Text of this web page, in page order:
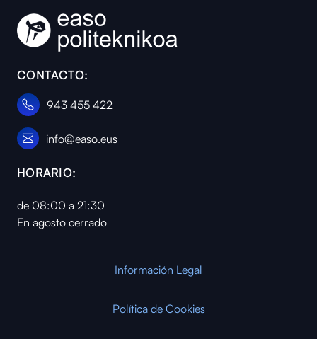
CONTACTO:
943 455 422
info@easo.eus
HORARIO:
de 08:00 a 21:30
En agosto cerrado
Información Legal
Política de Cookies